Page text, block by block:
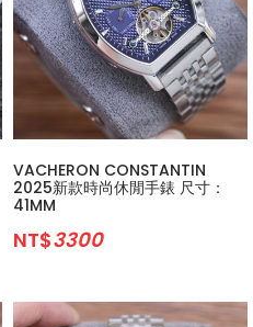
VACHERON CONSTANTIN
2025新款時尚休閒手錶 尺寸：
41MM
NT$3300